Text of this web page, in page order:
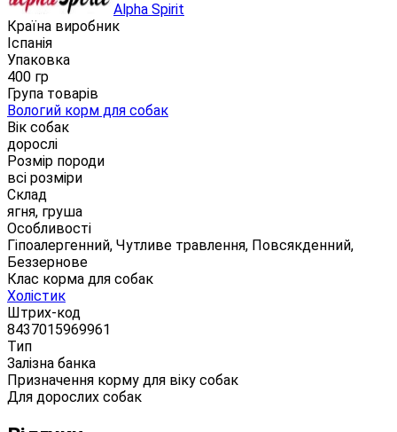
Alpha Spirit
Країна виробник
Іспанія
Упаковка
400 гр
Група товарів
Вологий корм для собак
Вік собак
дорослі
Розмір породи
всі розміри
Склад
ягня, груша
Особливості
Гіпоалергенний, Чутливе травлення, Повсякденний,
Беззернове
Клас корма для собак
Холістик
Штрих-код
8437015969961
Тип
Залізна банка
Призначення корму для віку собак
Для дорослих собак